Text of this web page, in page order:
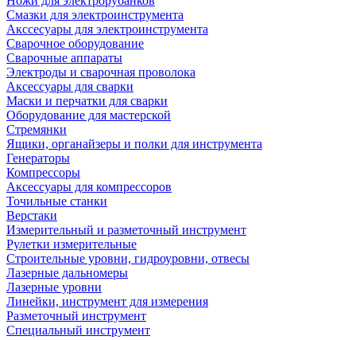
Смазки для электроинструмента
Акссесуары для электроинструмента
Сварочное оборудование
Сварочные аппараты
Электроды и сварочная проволока
Аксессуары для сварки
Маски и перчатки для сварки
Оборудование для мастерской
Стремянки
Ящики, органайзеры и полки для инструмента
Генераторы
Компрессоры
Аксессуары для компрессоров
Точильные станки
Верстаки
Измерительный и разметочный инструмент
Рулетки измерительные
Строительные уровни, гидроуровни, отвесы
Лазерные дальномеры
Лазерные уровни
Линейки, инструмент для измерения
Разметочный инструмент
Специальный инструмент